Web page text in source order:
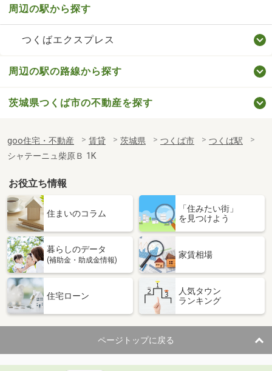
周辺の駅から探す
つくばエクスプレス
周辺の駅の路線から探す
茨城県つくば市の不動産を探す
goo住宅・不動産 賃貸 茨城県 つくば市
つくば駅
シャテーニュ柴原Ｂ 1K
お役立ち情報
住まいのコラム
「住みたい街」
を見つけよう
暮らしのデータ
(補助金・助成金情報)
家賃相場
住宅ローン
人気タウン
ランキング
ページトップに戻る